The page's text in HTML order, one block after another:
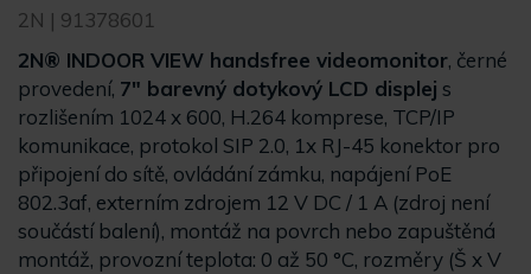
2N | 91378601
2N® INDOOR VIEW handsfree videomonitor, černé
provedení, 7" barevný dotykový LCD displej s
rozlišením 1024 x 600, H.264 komprese, TCP/IP
komunikace, protokol SIP 2.0, 1x RJ-45 konektor pro
připojení do sítě, ovládání zámku, napájení PoE
802.3af, externím zdrojem 12 V DC / 1 A (zdroj není
součástí balení), montáž na povrch nebo zapuštěná
montáž, provozní teplota: 0 až 50 °C, rozměry (Š x V